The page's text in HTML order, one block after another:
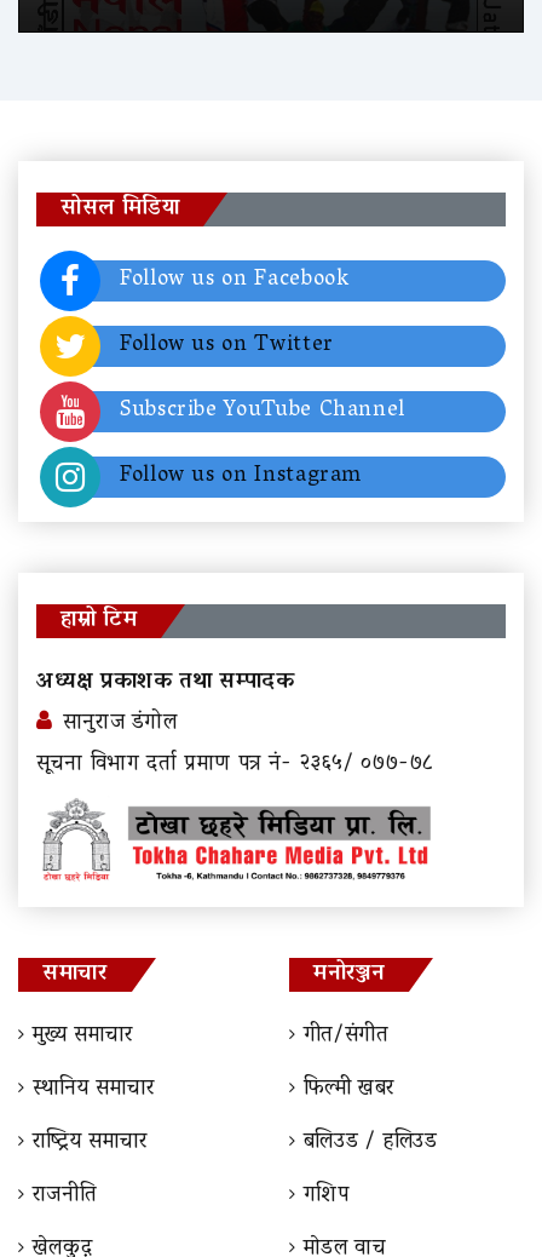
सोसल मिडिया
Follow us on Facebook
Follow us on Twitter
Subscribe YouTube Channel
Follow us on Instagram
हाम्रो टिम
अध्यक्ष प्रकाशक तथा सम्पादक
सानुराज डंगोल
सूचना विभाग दर्ता प्रमाण पत्र नं- २३६५/ ०७७-७८
समाचार
मुख्य समाचार
स्थानिय समाचार
राष्ट्रिय समाचार
राजनीति
मनोरञ्जन
गीत/संगीत
फिल्मी खबर
बलिउड / हलिउड
गशिप